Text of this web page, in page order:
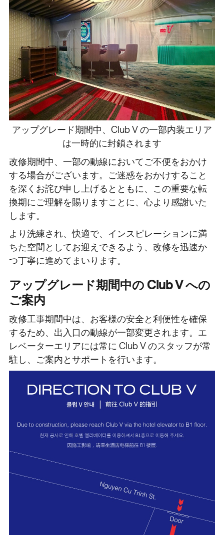
アップグレード期間中、Club V の一部内装エリア
は一時的に封鎖されます
改修期間中、一部の動線においてご不便をおかけ
する場合がございます。ご迷惑をおかけすること
を深くお詫び申し上げるとともに、この重要な転
換期にご理解を賜りますことに、心より感謝いた
します。
より洗練され、快適で、インスピレーションに満
ちた空間としてお迎えできるよう、改修を迅速か
つ丁寧に進めてまいります。
アップグレード期間中の Club V への
ご案内
改修工事期間中は、お客様の安全と利便性を確保
するため、出入口の動線が一部変更されます。エ
レベーターエリアには常に Club V のスタッフが常
駐し、ご案内とサポートを行います。